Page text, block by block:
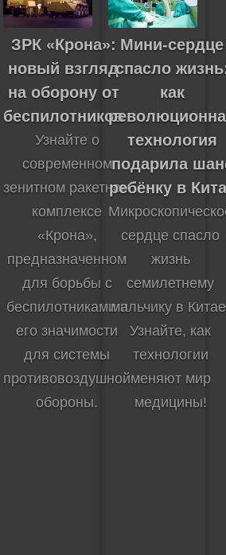
ЗРК «Крона»:
новый взгляд
на оборону от
беспилотников
Узнайте о
современном
зенитном ракетном
комплексе
«Крона»,
предназначенном
для борьбы с
беспилотниками и
его значимости
для системы
противовоздушной
обороны.
Мини-сердце
спасло
как
технология
подарила
ребёнку в
сердце спасло
жизнь
семилетнему
мальчику в
Узнайте, как
технологии
меняют мир
медицины!